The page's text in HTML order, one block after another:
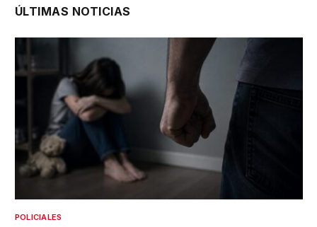
ÚLTIMAS NOTICIAS
POLICIALES